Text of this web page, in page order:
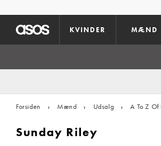
KVINDER MÆND
Forsiden › Mænd › Udsalg › A To Z Of
Sunday Riley